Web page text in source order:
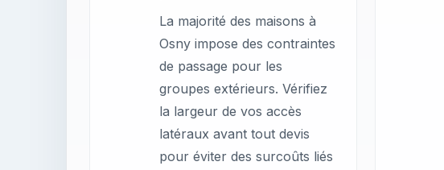
La majorité des maisons à
Osny impose des contraintes
de passage pour les
groupes extérieurs. Vérifiez
la largeur de vos accès
latéraux avant tout devis
pour éviter des surcoûts liés